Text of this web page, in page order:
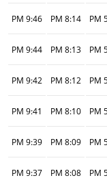
8:14 PM
9:46 PM
8:13 PM
9:44 PM
8:12 PM
9:42 PM
8:10 PM
9:41 PM
8:09 PM
9:39 PM
8:08 PM
9:37 PM